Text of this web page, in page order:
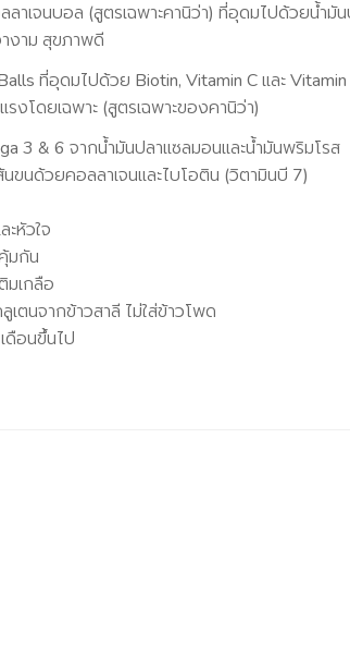
ลาเจนบอล (สูตรเฉพาะคานิว่า) ที่อุดมไปด้วยน้ำ
างาม สุขภาพดี
ที่อุดมไปด้วย Biotin, Vitamin C และ
รงโดยเฉพาะ (สูตรเฉพาะของคานิว่า)
3 & 6 จากน้ำมันปลาแซลมอนและน้ำมันพริมโรส
ขนด้วยคอลลาเจนและไบโอติน (วิตามินบี 7)
หัวใจ
มกัน
มเกลือ
เตนจากข้าวสาลี ไม่ใส่ข้าวโพด
ดือนขึ้นไป